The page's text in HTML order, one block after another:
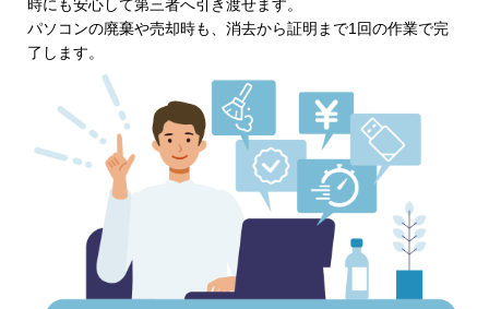
時にも安心して第三者へ引き渡せます。
パソコンの廃棄や売却時も、消去から証明まで1回の作業で完
了します。